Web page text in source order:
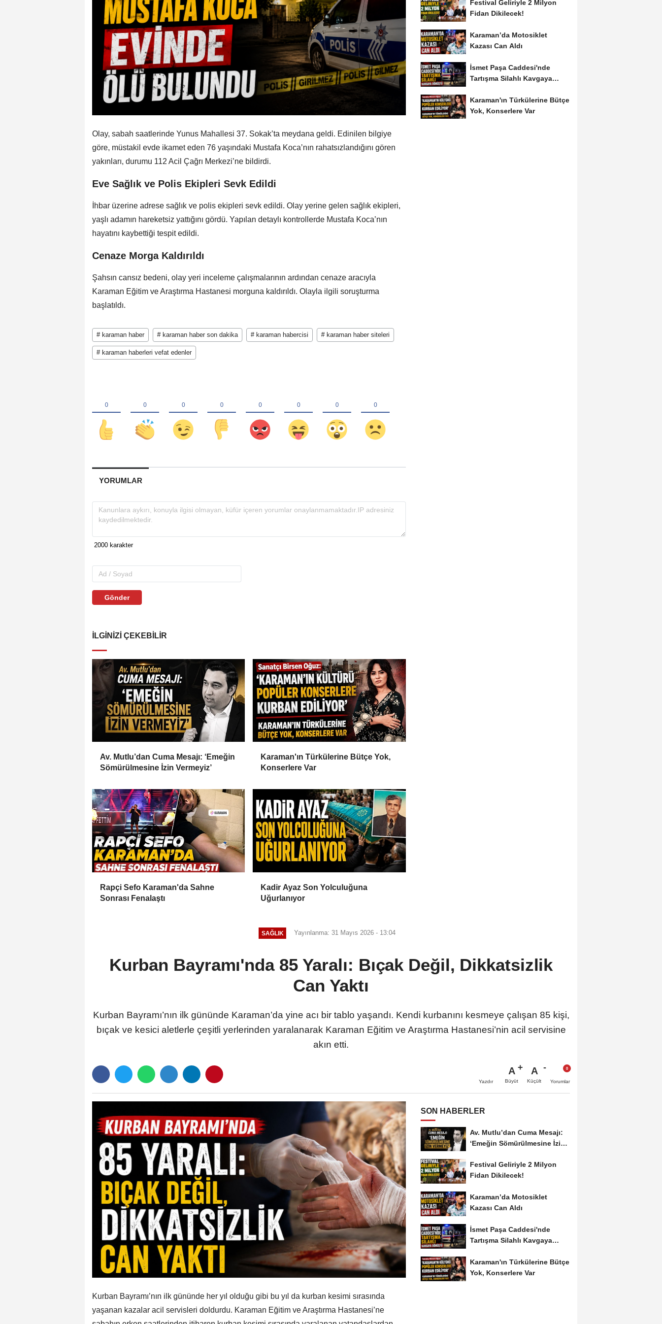
Olay, sabah saatlerinde Yunus Mahallesi 37. Sokak’ta meydana geldi. Edinilen bilgiye
göre, müstakil evde ikamet eden 76 yaşındaki Mustafa Koca’nın rahatsızlandığını gören
yakınları, durumu 112 Acil Çağrı Merkezi’ne bildirdi.
Eve Sağlık ve Polis Ekipleri Sevk Edildi
İhbar üzerine adrese sağlık ve polis ekipleri sevk edildi. Olay yerine gelen sağlık ekipleri,
yaşlı adamın hareketsiz yattığını gördü. Yapılan detaylı kontrollerde Mustafa Koca’nın
hayatını kaybettiği tespit edildi.
Cenaze Morga Kaldırıldı
Şahsın cansız bedeni, olay yeri inceleme çalışmalarının ardından cenaze aracıyla
Karaman Eğitim ve Araştırma Hastanesi morguna kaldırıldı. Olayla ilgili soruşturma
başlatıldı.
# karaman haber # karaman haber son dakika # karaman habercisi # karaman haber siteleri
# karaman haberleri vefat edenler
YORUMLAR
Gönder
İLGINIZI ÇEKEBILIR
Av. Mutlu’dan Cuma Mesajı: ‘Emeğin
Sömürülmesine İzin Vermeyiz’
Karaman'ın Türkülerine Bütçe Yok,
Konserlere Var
Rapçi Sefo Karaman'da Sahne
Sonrası Fenalaştı
Kadir Ayaz Son Yolculuğuna
Uğurlanıyor
Festival Geliriyle 2 Milyon
Fidan Dikilecek!
Karaman’da Motosiklet
Kazası Can Aldı
İsmet Paşa Caddesi'nde
Tartışma Silahlı Kavgaya
Karaman'ın Türkülerine Bütçe
Yok, Konserlere Var
SAĞLIK Yayınlanma: 31 Mayıs 2026 - 13:04
Kurban Bayramı'nda 85 Yaralı: Bıçak Değil, Dikkatsizlik
Can Yaktı
Kurban Bayramı’nın ilk gününde Karaman’da yine acı bir tablo yaşandı. Kendi kurbanını kesmeye çalışan 85 kişi,
bıçak ve kesici aletlerle çeşitli yerlerinden yaralanarak Karaman Eğitim ve Araştırma Hastanesi’nin acil servisine
akın etti.
Yazdır
A
Büyüt
A
Küçült Yorumlar
Kurban Bayramı’nın ilk gününde her yıl olduğu gibi bu yıl da kurban kesimi sırasında
yaşanan kazalar acil servisleri doldurdu. Karaman Eğitim ve Araştırma Hastanesi’ne
SON HABERLER
Av. Mutlu’dan Cuma Mesajı:
‘Emeğin Sömürülmesine İzin
Festival Geliriyle 2 Milyon
Fidan Dikilecek!
Karaman’da Motosiklet
Kazası Can Aldı
İsmet Paşa Caddesi'nde
Tartışma Silahlı Kavgaya
Karaman'ın Türkülerine Bütçe
Yok, Konserlere Var